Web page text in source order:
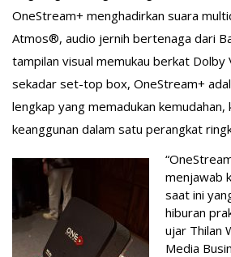
OneStream+ menghadirkan suara
Atmos®, audio jernih bertenaga dari
tampilan visual memukau berkat Dolby
sekadar set-top box, OneStream+
lengkap yang memadukan kemudahan,
keanggunan dalam satu perangkat
menjawab
saat ini
hiburan
ujar Thilan
Media